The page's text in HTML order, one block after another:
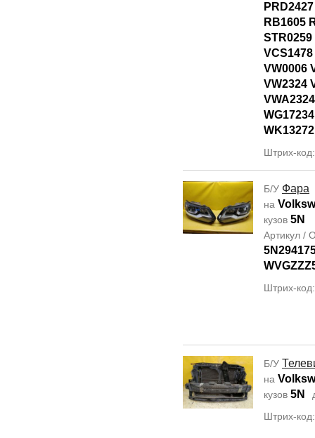
RB1605
STR0259
VW0006
VW2324
Штрих-
Б/У Фара
на
кузов 5N
Артикул /
Штрих-
Б/У
на
кузов 5N
Штрих-